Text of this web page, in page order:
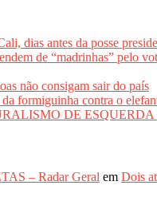
dias antes da posse
de “madrinhas”
não consigam sair do país
formiguinha contra o
DE
– Radar Geral em Dois